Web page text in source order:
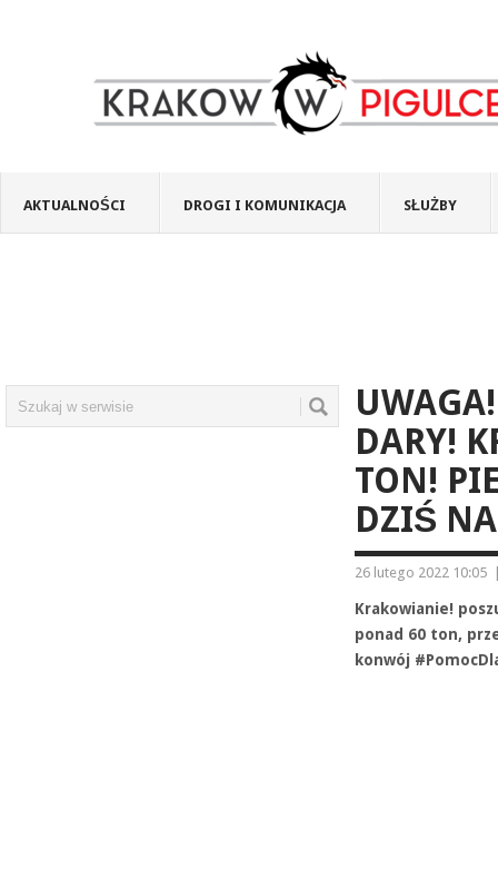
AKTUALNOŚCI DROGI I KOMUNIKACJA SŁUŻBY
DARY!
TON!
DZIŚ
26 lutego 2022 10:05
Krakowianie!
ponad 60 ton,
konwój